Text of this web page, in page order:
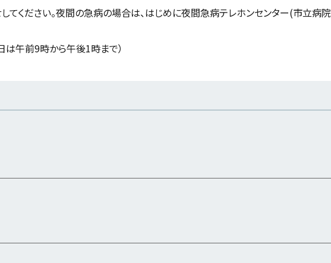
ください。夜間の急病の場合は、はじめに夜間急病テレホンセンター(市立病院
午前9時から午後1時まで）